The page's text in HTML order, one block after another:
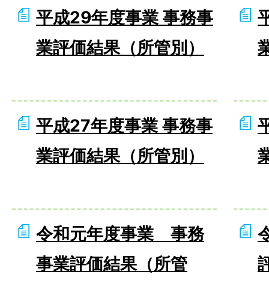
平成29年度事業 事務事
業評価結果（所管別）
平成27年度事業 事務事
業評価結果（所管別）
令和元年度事業 事務
事業評価結果（所管